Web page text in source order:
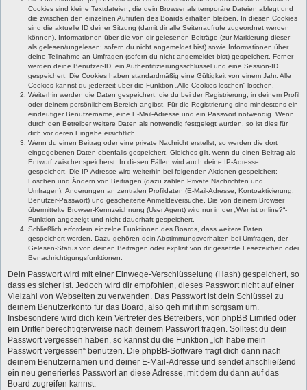
Cookies sind kleine Textdateien, die dein Browser als temporäre Dateien ablegt und
die zwischen den einzelnen Aufrufen des Boards erhalten bleiben. In diesen Cookies
sind die aktuelle ID deiner Sitzung (damit dir alle Seitenaufrufe zugeordnet werden
können), Informationen über die von dir gelesenen Beiträge (zur Markierung dieser
als gelesen/ungelesen; sofern du nicht angemeldet bist) sowie Informationen über
deine Teilnahme an Umfragen (sofern du nicht angemeldet bist) gespeichert. Ferner
werden deine Benutzer-ID, ein Authentifizierungsschlüssel und eine Session-ID
gespeichert. Die Cookies haben standardmäßig eine Gültigkeit von einem Jahr. Alle
Cookies kannst du jederzeit über die Funktion „Alle Cookies löschen“ löschen.
Weiterhin werden die Daten gespeichert, die du bei der Registrierung, in deinem Profil
oder deinem persönlichem Bereich angibst. Für die Registrierung sind mindestens ein
eindeutiger Benutzername, eine E-Mail-Adresse und ein Passwort notwendig. Wenn
durch den Betreiber weitere Daten als notwendig festgelegt wurden, so ist dies für
dich vor deren Eingabe ersichtlich.
Wenn du einen Beitrag oder eine private Nachricht erstellst, so werden die dort
eingegebenen Daten ebenfalls gespeichert. Gleiches gilt, wenn du einen Beitrag als
Entwurf zwischenspeicherst. In diesen Fällen wird auch deine IP-Adresse
gespeichert. Die IP-Adresse wird weiterhin bei folgenden Aktionen gespeichert:
Löschen und Ändern von Beiträgen (dazu zählen Private Nachrichten und
Umfragen), Änderungen an zentralen Profildaten (E-Mail-Adresse, Kontoaktivierung,
Benutzer-Passwort) und gescheiterte Anmeldeversuche. Die von deinem Browser
übermittelte Browser-Kennzeichnung (User Agent) wird nur in der „Wer ist online?“-
Funktion angezeigt und nicht dauerhaft gespeichert.
Schließlich erfordern einzelne Funktionen des Boards, dass weitere Daten
gespeichert werden. Dazu gehören dein Abstimmungsverhalten bei Umfragen, der
Gelesen-Status von deinen Beiträgen oder explizit von dir gesetzte Lesezeichen oder
Benachrichtigungsfunktionen.
Dein Passwort wird mit einer Einwege-Verschlüsselung (Hash) gespeichert, so
dass es sicher ist. Jedoch wird dir empfohlen, dieses Passwort nicht auf einer
Vielzahl von Webseiten zu verwenden. Das Passwort ist dein Schlüssel zu
deinem Benutzerkonto für das Board, also geh mit ihm sorgsam um.
Insbesondere wird dich kein Vertreter des Betreibers, von phpBB Limited oder
ein Dritter berechtigterweise nach deinem Passwort fragen. Solltest du dein
Passwort vergessen haben, so kannst du die Funktion „Ich habe mein
Passwort vergessen“ benutzen. Die phpBB-Software fragt dich dann nach
deinem Benutzernamen und deiner E-Mail-Adresse und sendet anschließend
ein neu generiertes Passwort an diese Adresse, mit dem du dann auf das
Board zugreifen kannst.